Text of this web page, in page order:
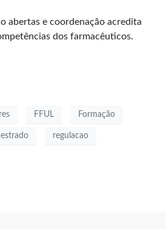
abertas e coordenação acredita
dos farmacêuticos.
FFUL Formação
regulacao